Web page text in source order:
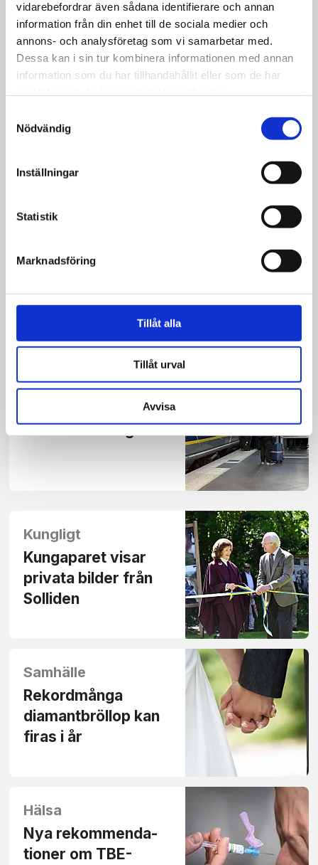
vidarebefordrar även sådana identifierare och annan
information från din enhet till de sociala medier och
annons- och analysföretag som vi samarbetar med.
Dessa kan i sin tur kombinera informationen med annan
information som du har tillhandahållit eller som de har
Nödvändig
Inställningar
Statistik
Marknadsföring
Tillåt alla
Tillåt urval
Avvisa
katten själv får välja
AI-knep ger dig koll
”Fiffigt”
Uppåt för bostads­
byggandet – men
Samhälle
Enklare biljetter – så
ska fler åka tåg i EU
Kungligt
Kungaparet visar
privata bilder från
Solliden
Samhälle
Rekord­många
diamant­bröllop kan
firas i år
Hälsa
Nya rekommenda­
tioner om TBE-